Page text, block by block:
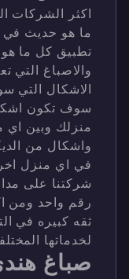
اكثر الشركات
ما هو حديث في
تطبيق كل ما هو
والاصباغ التي
الاشكال التي
سوف تكون
منزلك وبين اي
واشكال من
في اي منزل اخر
شركتنا على
رقم واحد ومن
ثقه كبيره في
لخدماتها
صباغ